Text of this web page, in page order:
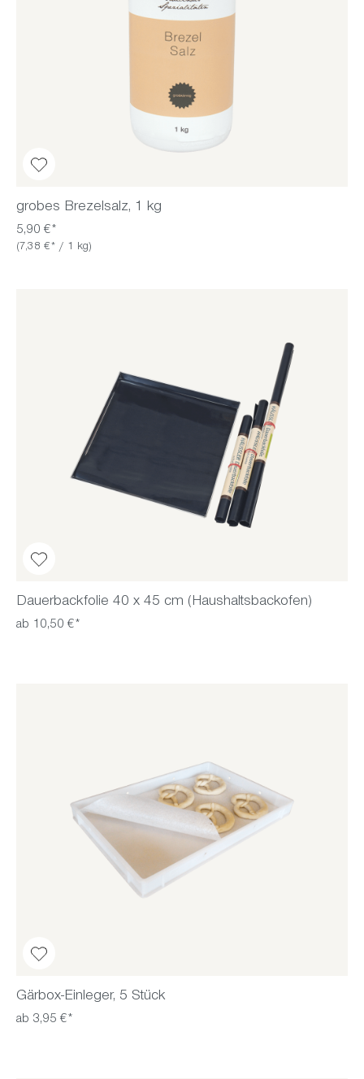
grobes Brezelsalz, 1 kg
5,90 €*
(7,38 €* / 1 kg)
Dauerbackfolie 40 x 45 cm (Haushaltsbackofen)
ab 10,50 €*
Gärbox-Einleger, 5 Stück
ab 3,95 €*